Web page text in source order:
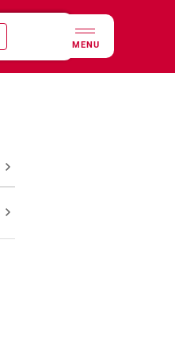
MENU